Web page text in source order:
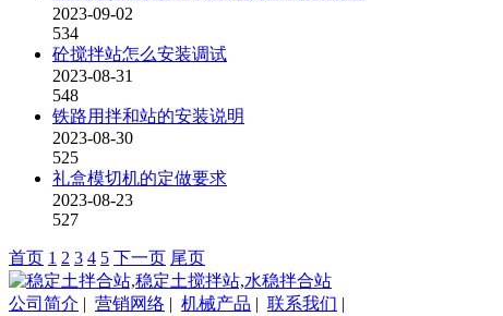
2023-09-02
534
砼搅拌站怎么安装调试
2023-08-31
548
铁路用拌和站的安装说明
2023-08-30
525
礼盒模切机的定做要求
2023-08-23
527
首页 1 2 3 4 5 下一页 尾页
公司简介 | 营销网络 | 机械产品 | 联系我们 |